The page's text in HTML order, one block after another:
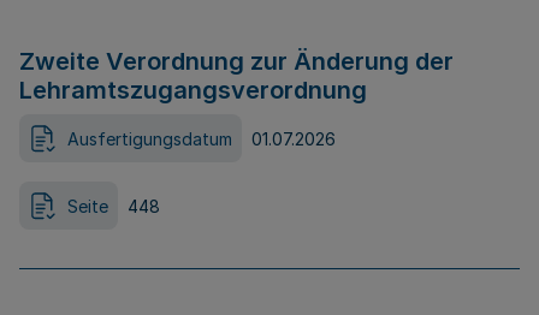
Zweite Verordnung zur Änderung der
Lehramtszugangsverordnung
Ausfertigungsdatum 01.07.2026
Seite 448